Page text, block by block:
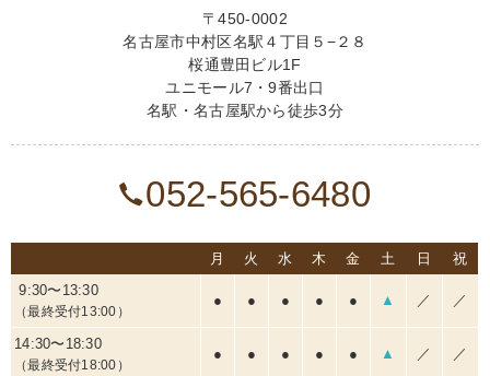
〒450-0002
名古屋市中村区名駅４丁目５−２８
桜通豊田ビル1F
ユニモール7・9番出口
名駅・名古屋駅から徒歩3分
052-565-6480
月 火 水 木 金 土 日
祝
9:30〜13:30
（最終受付13:00）
● ● ● ● ● ▲ ／ ／
14:30〜18:30
（最終受付18:00）
● ● ● ● ● ▲ ／ ／